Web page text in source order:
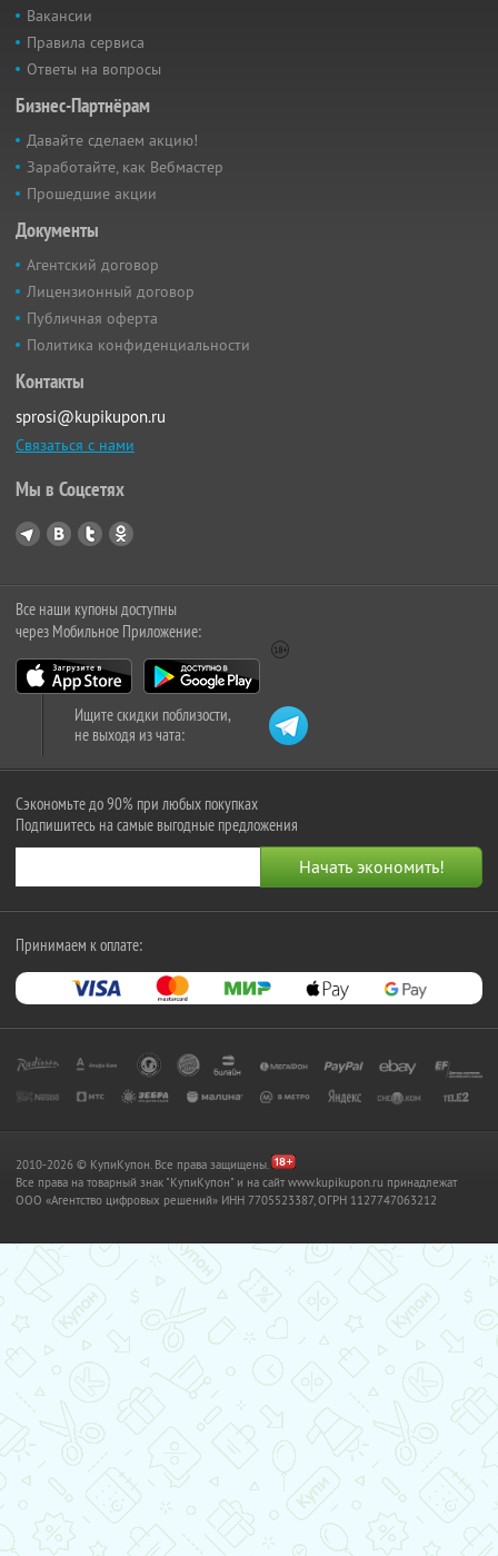
Вакансии
Правила сервиса
Ответы на вопросы
Бизнес-Партнёрам
Давайте сделаем акцию!
Заработайте, как Вебмастер
Прошедшие акции
Документы
Агентский договор
Лицензионный договор
Публичная оферта
Политика конфиденциальности
Контакты
sprosi@kupikupon.ru
Связаться с нами
Мы в Соцсетях
Все наши купоны доступны
через Мобильное Приложение:
Ищите скидки поблизости,
не выходя из чата:
Сэкономьте до 90% при любых покупках
Подпишитесь на самые выгодные предложения
Принимаем к оплате:
2010-2026 © КупиКупон. Все права защищены.
Все права на товарный знак "КупиКупон" и на сайт www.kupikupon.ru принадлежат
OOO «Агентство цифровых решений» ИНН 7705523387, ОГРН 1127747063212